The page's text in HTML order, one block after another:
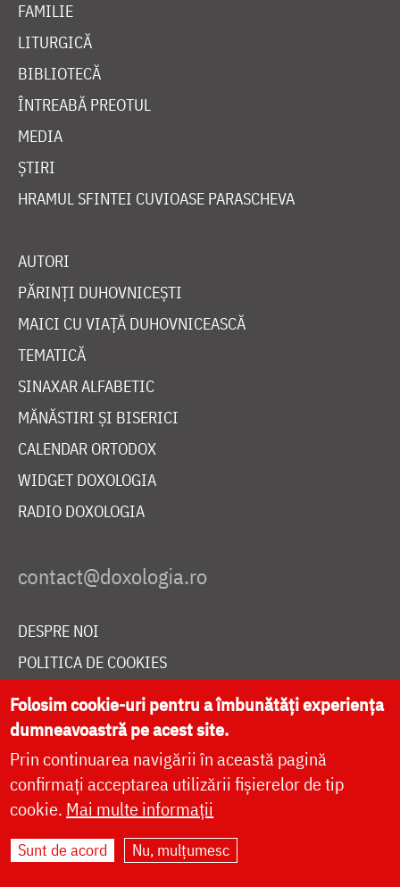
FAMILIE
LITURGICĂ
BIBLIOTECĂ
ÎNTREABĂ PREOTUL
MEDIA
ȘTIRI
HRAMUL SFINTEI CUVIOASE PARASCHEVA
AUTORI
PĂRINȚI DUHOVNICEȘTI
MAICI CU VIAȚĂ DUHOVNICEASCĂ
TEMATICĂ
SINAXAR ALFABETIC
MĂNĂSTIRI ȘI BISERICI
CALENDAR ORTODOX
WIDGET DOXOLOGIA
RADIO DOXOLOGIA
DESPRE NOI
POLITICA DE COOKIES
DONEAZĂ ONLINE PENTRU CATEDRALA NAȚIONALĂ
LIVE
Site dezvoltat deDOXOLOGIA MEDIA
Arhiepiscopia Iașilor | ©
Folosim cookie-uri pentru a îmbunătăți experiența
dumneavoastră pe acest site.
Prin continuarea navigării în această pagină
confirmați acceptarea utilizării fișierelor de tip
cookie. Mai multe informații
Sunt de acord Nu, mulțumesc